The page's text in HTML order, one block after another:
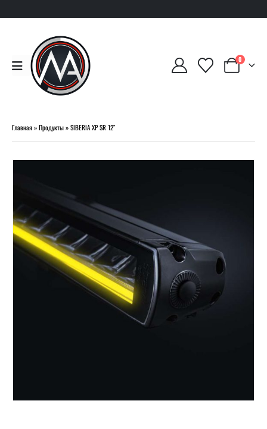
0
Главная»Продукты»SIBERIA XP SR 12″